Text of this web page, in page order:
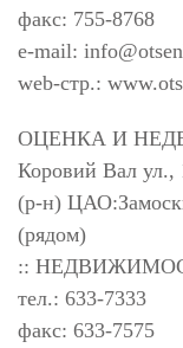
факс: 755-8768
e-mail:
web-стр.:
ОЦЕНКА И
Коровий Вал ул.,
(р-н)
(рядом)
::
тел.: 633-7333
факс: 633-7575